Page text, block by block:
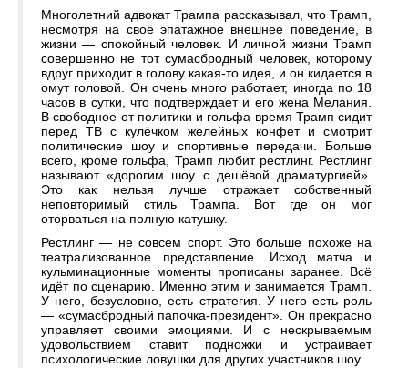
Многолетний адвокат Трампа рассказывал, что Трамп,
несмотря на своё эпатажное внешнее поведение, в
жизни — спокойный человек. И личной жизни Трамп
совершенно не тот сумасбродный человек, которому
вдруг приходит в голову какая-то идея, и он кидается в
омут головой. Он очень много работает, иногда по 18
часов в сутки, что подтверждает и его жена Мелания.
В свободное от политики и гольфа время Трамп сидит
перед ТВ с кулёчком желейных конфет и смотрит
политические шоу и спортивные передачи. Больше
всего, кроме гольфа, Трамп любит рестлинг. Рестлинг
называют «дорогим шоу с дешёвой драматургией».
Это как нельзя лучше отражает собственный
неповторимый стиль Трампа. Вот где он мог
оторваться на полную катушку.
Рестлинг — не совсем спорт. Это больше похоже на
театрализованное представление. Исход матча и
кульминационные моменты прописаны заранее. Всё
идёт по сценарию. Именно этим и занимается Трамп.
У него, безусловно, есть стратегия. У него есть роль
— «сумасбродный папочка-президент». Он прекрасно
управляет своими эмоциями. И с нескрываемым
удовольствием ставит подножки и устраивает
психологические ловушки для других участников шоу.